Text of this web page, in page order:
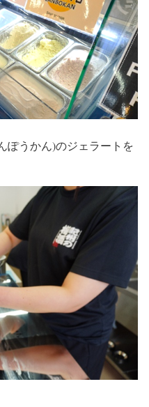
ぽうかん)のジェラートを